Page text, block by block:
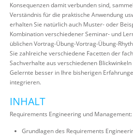
Konsequenzen damit verbunden sind,
Verständnis für die praktische Anwendung
erhalten Sie natürlich auch Muster- oder
Kombination verschiedener Seminar- und
üblichen Vortrag-Übung-Vortrag-Übung-
Sie zahlreiche verschiedene Facetten der
Sachverhalte aus verschiedenen
Gelernte besser in Ihre bisherigen
integrieren.
INHALT
Requirements Engineering und Management:
Grundlagen des Requirements